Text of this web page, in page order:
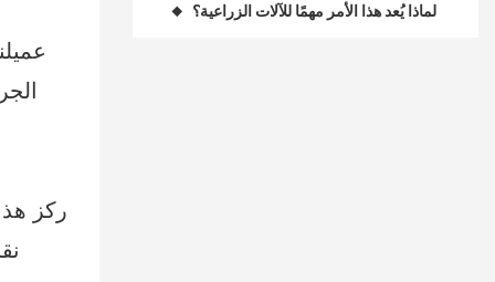
ركز
◆ لماذا يُعد هذا الأمر مهمًا للآلات الزراعية؟